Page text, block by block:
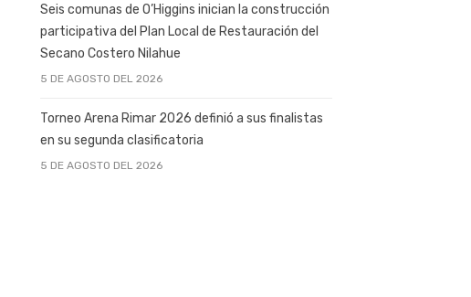
Seis comunas de O’Higgins inician la construcción
participativa del Plan Local de Restauración del
Secano Costero Nilahue
5 DE AGOSTO DEL 2026
Torneo Arena Rimar 2026 definió a sus finalistas
en su segunda clasificatoria
5 DE AGOSTO DEL 2026